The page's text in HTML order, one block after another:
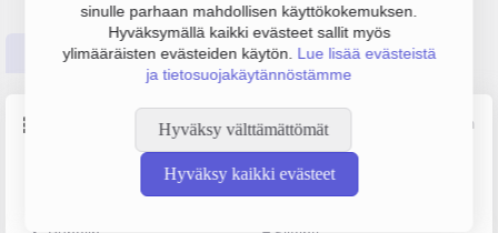
sinulle parhaan mahdollisen käyttökokemuksen.
Hyväksymällä kaikki evästeet sallit myös
ylimääräisten evästeiden käytön. Lue lisää evästeistä
ja tietosuojakäytännöstämme
Hyväksy välttämättömät
Hyväksy kaikki evästeet
Perustiedot Tilinpäätösluvut Päättäjätiedot
Lähde: YTJ, PRH, Traficom
Henkilöstömäärä
5–9